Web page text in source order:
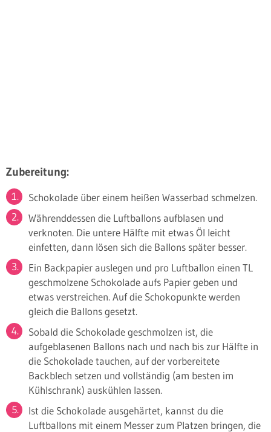
Zubereitung:
Schokolade über einem heißen Wasserbad schmelzen.
Währenddessen die Luftballons aufblasen und
verknoten. Die untere Hälfte mit etwas Öl leicht
einfetten, dann lösen sich die Ballons später besser.
Ein Backpapier auslegen und pro Luftballon einen TL
geschmolzene Schokolade aufs Papier geben und
etwas verstreichen. Auf die Schokopunkte werden
gleich die Ballons gesetzt.
Sobald die Schokolade geschmolzen ist, die
aufgeblasenen Ballons nach und nach bis zur Hälfte in
die Schokolade tauchen, auf der vorbereitete
Backblech setzen und vollständig (am besten im
Kühlschrank) auskühlen lassen.
Ist die Schokolade ausgehärtet, kannst du die
Luftballons mit einem Messer zum Platzen bringen, die